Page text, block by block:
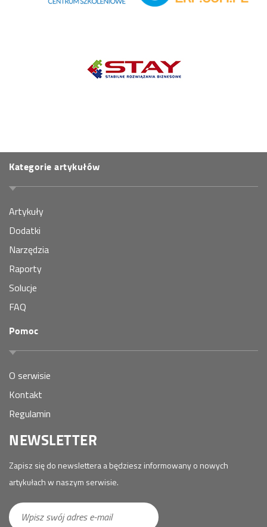
Kategorie artykułów
Artykuły
Dodatki
Narzędzia
Raporty
Solucje
FAQ
Pomoc
O serwisie
Kontakt
Regulamin
NEWSLETTER
Zapisz się do newslettera a będziesz informowany o nowych
artykułach w naszym serwisie.